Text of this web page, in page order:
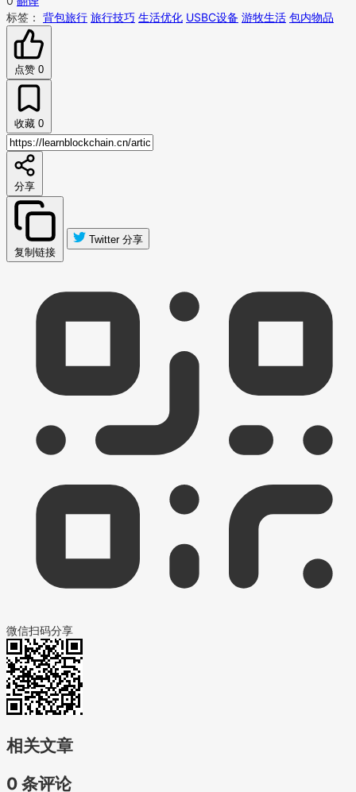
标签： 背包旅行 旅行技巧 生活优化 USBC设备 游牧生活 包内物品
点赞 0
收藏 0
分享
复制链接
Twitter 分享
微信扫码分享
相关文章
0 条评论